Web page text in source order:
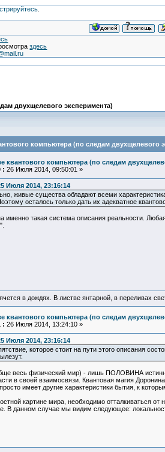
.
здесь
двухщелевого эксперимента)
компьютера (по следам двухщелевого
квантового компьютера (по следам
: 26 Июля 2014, 09:50:01 »
Июля 2014, 23:16:14
живые существа обладают всеми
осталось только дать их адекватное
именно такая система описания реальности.
в дождях. В листве янтарной, в переливах
квантового компьютера (по следам
: 26 Июля 2014, 13:24:10 »
Июля 2014, 23:16:14
которое стоит на пути этого описания
весь физический мир) - лишь ПОЛОВИНА
в своей взаимосвязи. Квантовая магия
имеет другие характеристики бытия, к
картине мира, необходимо отталкиваться
В данном случае мы видим следующее: